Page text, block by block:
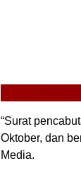
“Surat
Oktober, dan
Media.